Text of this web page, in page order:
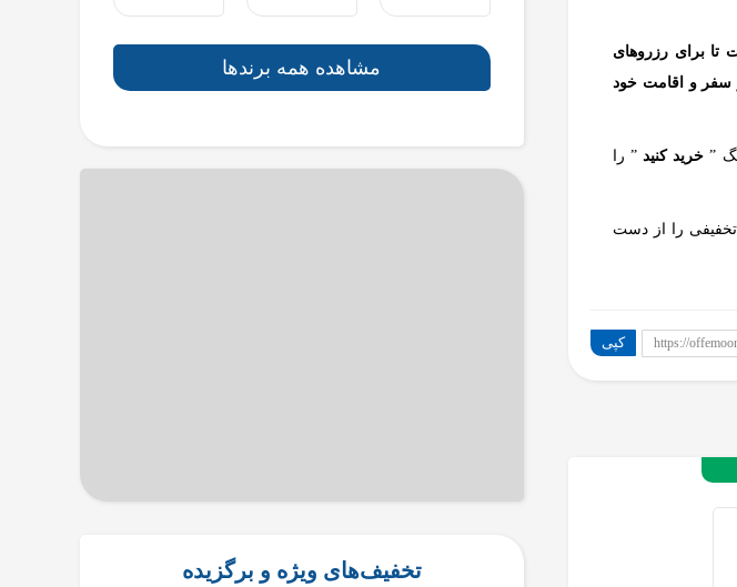
ارائه کرده است تا برای رزروهای
از سفر و اقامت خود
” خرید کنید” را
را از دست
https:// کپی
مشاهده همه برندها
تخفیف‌های ویژه و برگزیده